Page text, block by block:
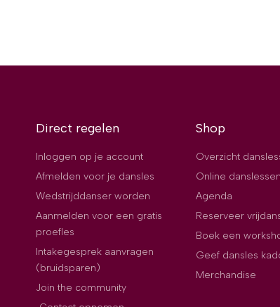
Direct regelen
Inloggen op je account
Afmelden voor je dansles
Wedstrijddanser worden
Aanmelden voor een gratis
proefles
Intakegesprek aanvragen
(bruidsparen)
Join the community
Shop
Overzicht
Online danslessen
Agenda
Reserveer
Boek een
Geef dansles
Merchandise